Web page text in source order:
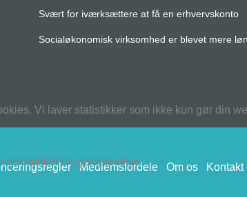
Svært for iværksættere at få en erhvervskonto
Socialøkonomisk virksomhed er blevet mere
Kontakt
Om os
Medlemsfordele
Vi laver statistikker som ikke kun gør din
brugeroplevelse.